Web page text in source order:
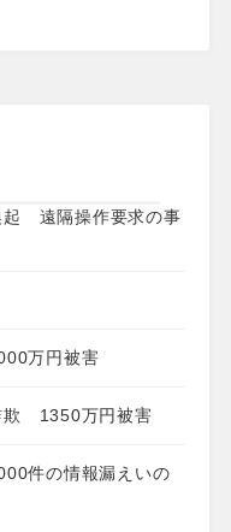
起 遠隔操作要求の事
万円被害
欺 1350万円被害
件の情報漏えいの